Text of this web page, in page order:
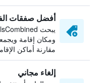
أفضل صفقات
ومكان إقامة
مقارنة أماكن
إلغاء مجاني